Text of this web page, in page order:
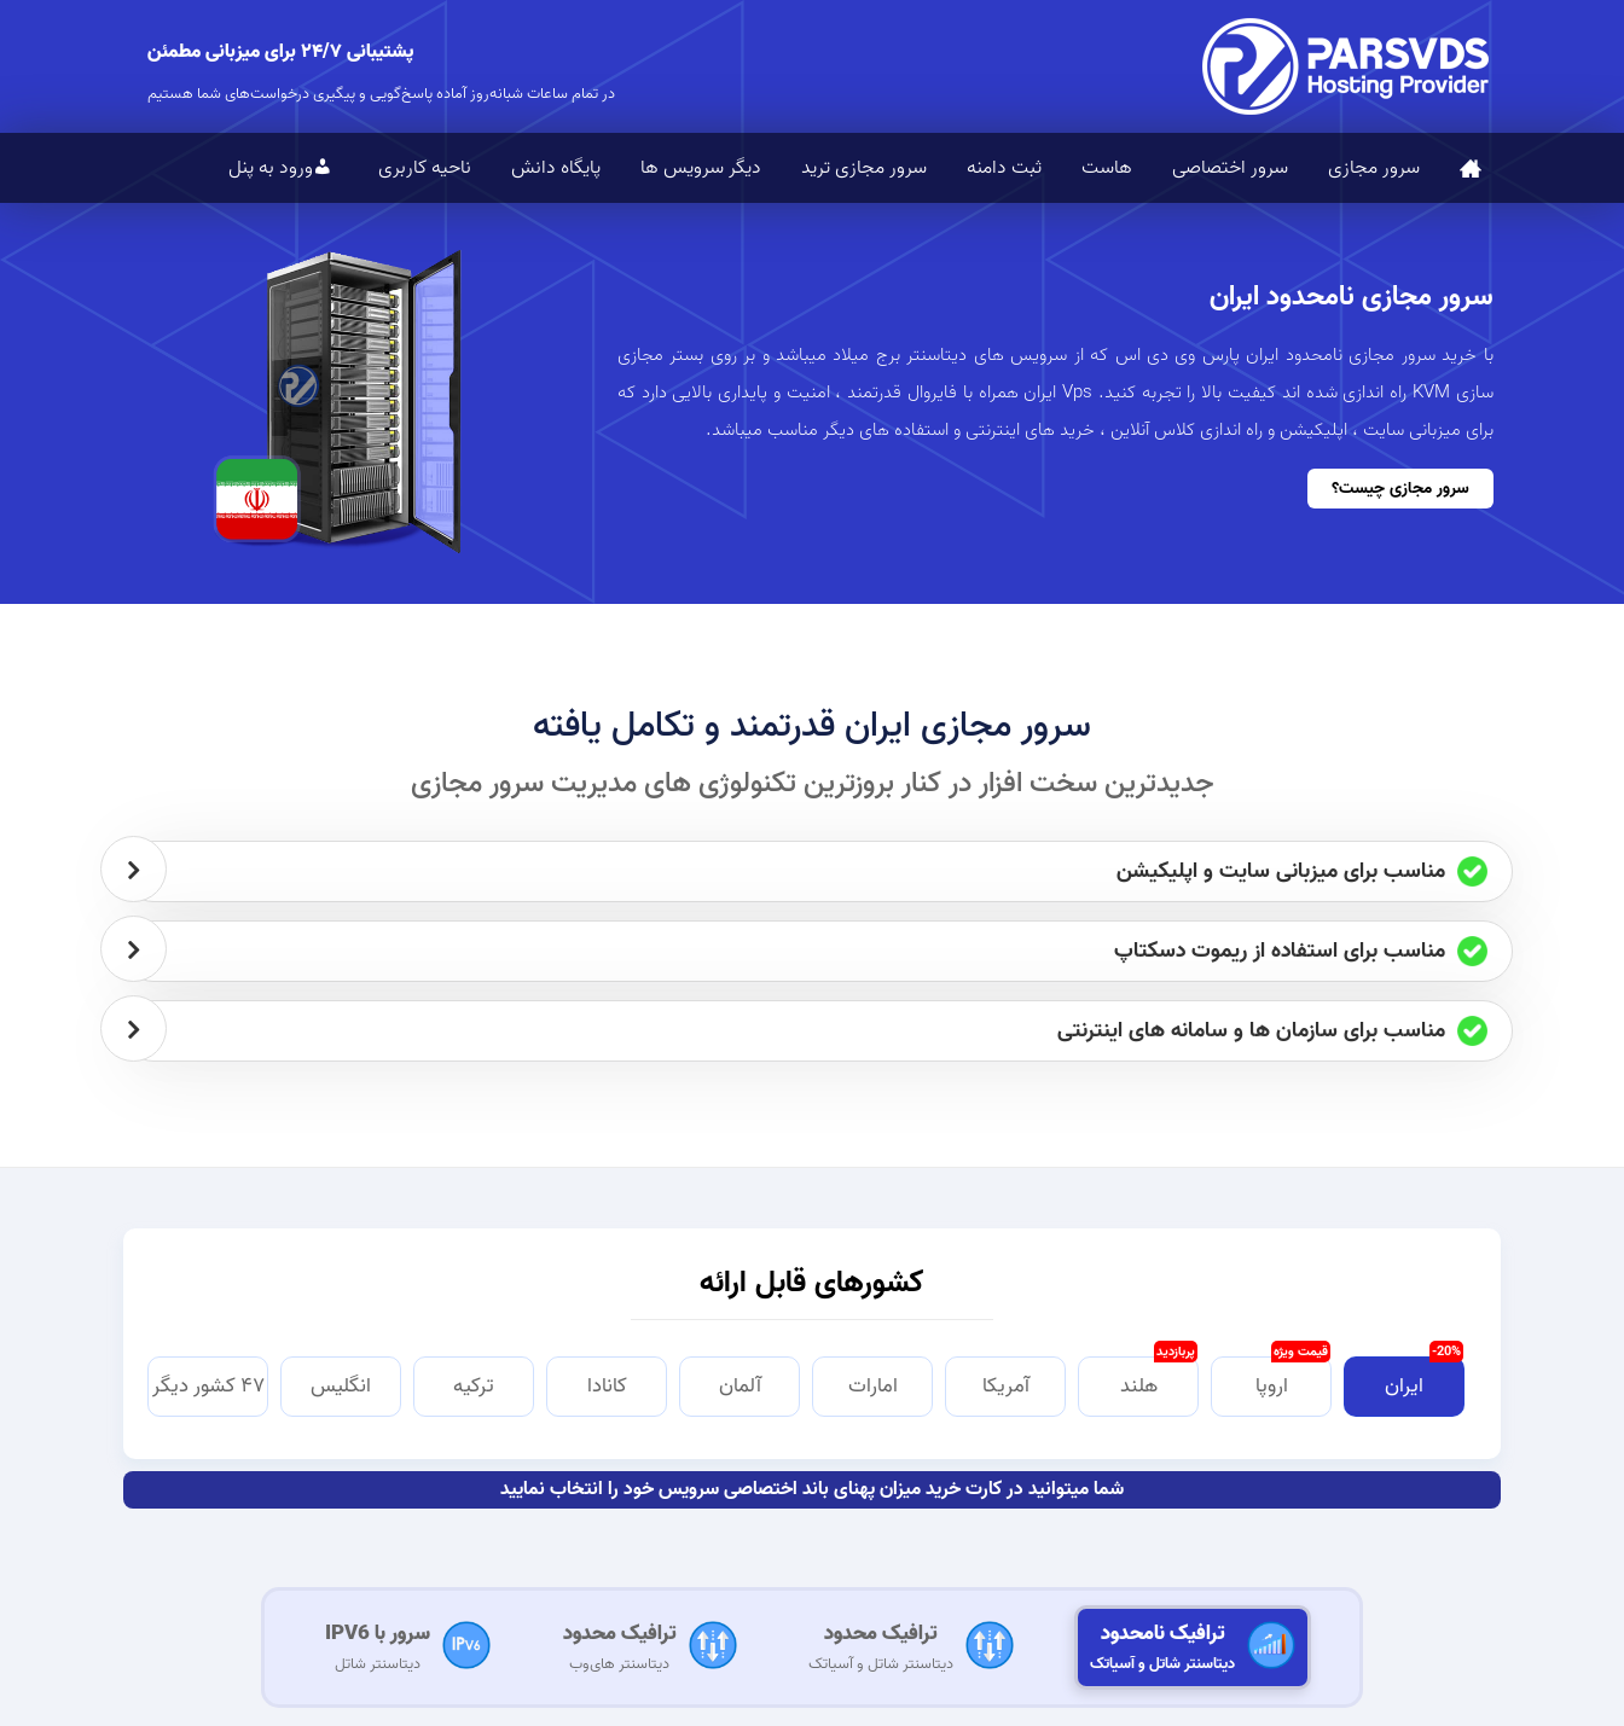
پشتیبانی ۲۴/۷ برای میزبانی مطمئن
در تمام ساعات شبانه‌روز آماده پاسخ‌گویی و پیگیری درخواست‌های شما هستیم
سرور مجازی سرور اختصاصی هاست ثبت دامنه سرور مجازی ترید دیگر سرویس ها پایگاه دانش ناحیه کاربری ورود به پنل
سرور مجازی نامحدود ایران
با خرید سرور مجازی نامحدود ایران پارس وی دی اس که از سرویس های دیتاسنتر برج میلاد میباشد و بر روی بستر مجازی
سازی KVM راه اندازی شده اند کیفیت بالا را تجربه کنید. Vps ایران همراه با فایروال قدرتمند ، امنیت و پایداری بالایی دارد که
برای میزبانی سایت ، اپلیکیشن و راه اندازی کلاس آنلاین ، خرید های اینترنتی و استفاده های دیگر مناسب میباشد.
سرور مجازی چیست؟
سرور مجازی ایران قدرتمند و تکامل یافته
جدیدترین سخت افزار در کنار بروزترین تکنولوژی های مدیریت سرور مجازی
مناسب برای میزبانی سایت و اپلیکیشن
مناسب برای استفاده از ریموت دسکتاپ
مناسب برای سازمان ها و سامانه های اینترنتی
کشورهای قابل ارائه
ایران
20%-
اروپا
قیمت ویژه
هلند
پربازدید
آمریکا امارات آلمان کانادا ترکیه انگلیس ۴۷ کشور دیگر
شما میتوانید در کارت خرید میزان پهنای باند اختصاصی سرویس خود را انتخاب نمایید
ترافیک نامحدود
دیتاسنتر شاتل و آسیاتک
ترافیک محدود
دیتاسنتر شاتل و آسیاتک
ترافیک محدود
دیتاسنتر های‌وب
سرور با IPV6
دیتاسنتر شاتل